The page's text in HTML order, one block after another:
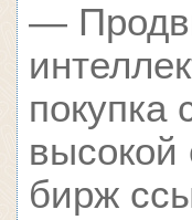
—
покупка
высокой
бирж